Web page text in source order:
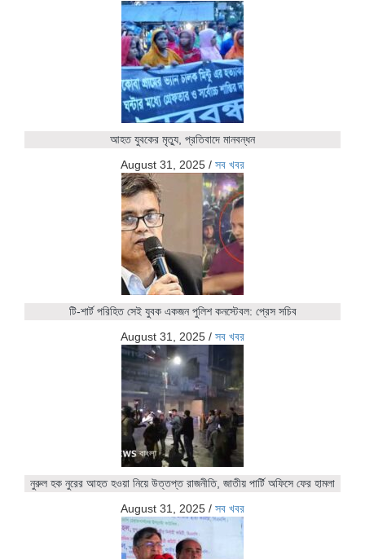
আহত যুবকের মৃত্যু, প্রতিবাদে মানবন্ধন
August 31, 2025 / সব খবর
টি-শার্ট পরিহিত সেই যুবক একজন পুলিশ কনস্টেবল: প্রেস সচিব
August 31, 2025 / সব খবর
নুরুল হক নুরের আহত হওয়া নিয়ে উত্তপ্ত রাজনীতি, জাতীয় পার্টি অফিসে ফের হামলা
August 31, 2025 / সব খবর